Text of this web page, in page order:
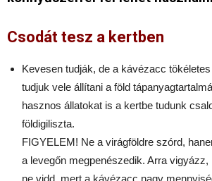
Csodát tesz a kertben
Kevesen tudják, de a kávézacc
tudjuk vele állítani a föld
hasznos állatokat is a kertbe tudunk
földigiliszta.
FIGYELEM! Ne a virágföldre szórd,
a levegőn megpenészedik. Arra
ne vidd, mert a kávézacc nagy